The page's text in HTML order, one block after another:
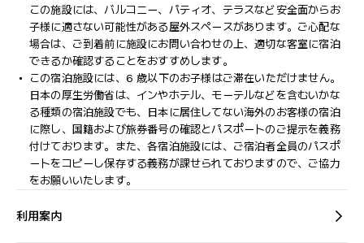
この施設には、バルコニー、パティオ、テラスなど安全面からお
子様に適さない可能性がある屋外スペースがあります。ご心配な
場合は、ご到着前に施設にお問い合わせの上、適切な客室に宿泊
できるか確認することをおすすめします。
この宿泊施設には、6 歳以下のお子様はご滞在いただけません。
日本の厚生労働省は、インやホテル、モーテルなどを含むいかな
る種類の宿泊施設でも、日本に​居住してない海外のお客様の宿泊
に際し、国籍および旅券番号の確認とパスポートのご提示を義務
付け​ております。また、各宿泊施設には、ご宿泊者全員のパスポ
ートをコピーし保存する義務が課せられておりますの​で、ご協力
をお願いいたします。
利用案内